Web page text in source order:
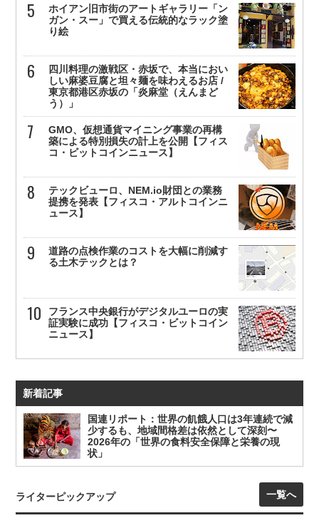
ホイアン旧市街のアートギャラリー「ン
ガン・スー」で買える伝統的なラック塗
り絵
四川料理の激戦区・赤坂で、本当におい
しい麻婆豆腐と坦々麺を味わえるお店 /
東京都港区赤坂の「炎麻堂（えんまど
う）」
GMO、仮想通貨マイニング事業の再構
築による特別損失の計上を公開【フィス
コ・ビットコインニュース】
テックビューロ、NEM.io財団との業務
提携を発表【フィスコ・アルトコインニ
ュース】
道路の点検作業のコストを大幅に削減す
る土木テックとは？
フランス中央銀行がデジタルユーロの実
証実験に成功【フィスコ・ビットコイン
ニュース】
新着記事
国連リポート：世界の飢餓人口は3年連続で減
少するも、地域間格差は依然として深刻〜
2026年の「世界の食料安全保障と栄養の現
状」
ライターピックアップ 一覧へ